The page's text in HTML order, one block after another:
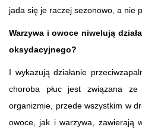
jada się je raczej sezonowo, a nie
Warzywa i owoce niwelują
oksydacyjnego?
I wykazują działanie
choroba płuc jest związana
organizmie, przede wszystkim w
owoce, jak i warzywa, zawierają